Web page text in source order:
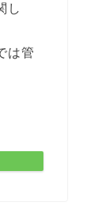
し
は管